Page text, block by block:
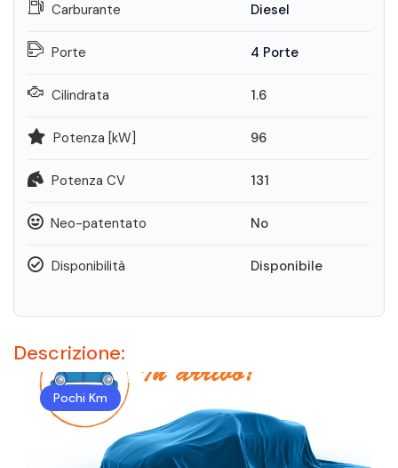
Descrizione:
Pochi Km
Carburante Diesel
Porte 4 Porte
Cilindrata 1.6
Potenza [kW] 96
Potenza CV 131
Neo-patentato No
Disponibilità Disponibile